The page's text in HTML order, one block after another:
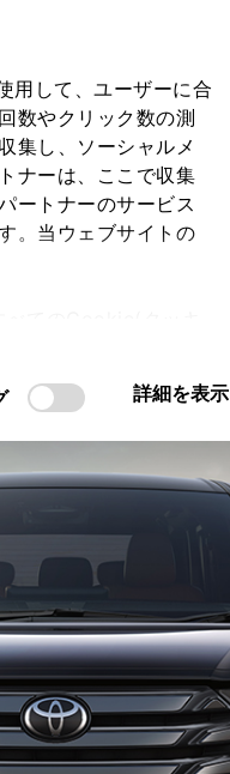
用して、ユーザーに合
数やクリック数の測
集し、ソーシャルメ
ナーは、ここで収集
ートナーのサービス
。当ウェブサイトの
詳細を表示